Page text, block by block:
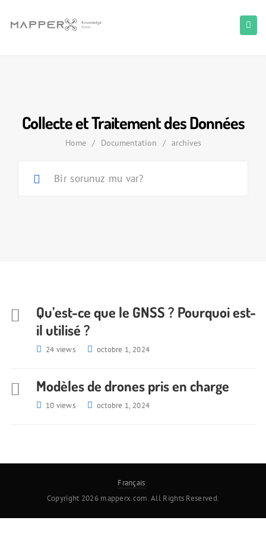
Collecte et Traitement des Données
Home / Documentation / archives
Qu’est-ce que le GNSS ? Pourquoi est-
il utilisé ?
24 views octobre 1, 2024
Modèles de drones pris en charge
10 views octobre 1, 2024
Français
Copyright 2026 mapperx.com. All Rights Reserved.